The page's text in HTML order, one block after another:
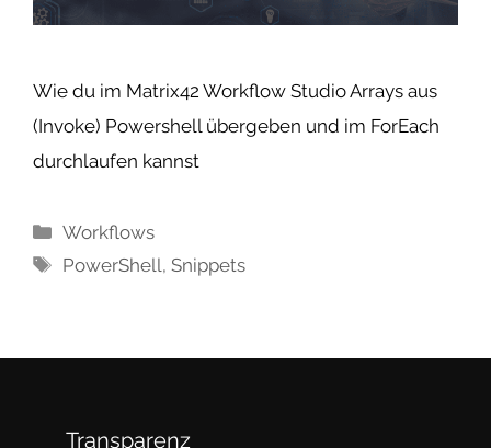
Wie du im Matrix42 Workflow Studio Arrays aus
(Invoke) Powershell übergeben und im ForEach
durchlaufen kannst
Kategorien
Workflows
Schlagwörter
PowerShell,Snippets
Transparenz